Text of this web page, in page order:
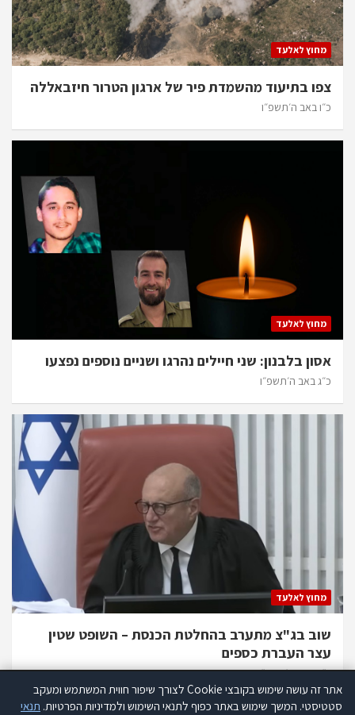
מחוץ לאלעד
צפו בתיעוד מהשמדת פיר של ארגון הטרור חיזבאללה
כ״ו באב ה׳תשפ״ו
מחוץ לאלעד
אסון בלבנון: שני חיילים נהרגו ושניים נוספים נפצעו
כ״ג באב ה׳תשפ״ו
מחוץ לאלעד
שוב בג"צ מתערב בהחלטת הכנסת – השופט שטין
עצר העברת כספים
כ״ב באב ה׳תשפ״ו
אתר זה עושה שימוש בקובצי Cookie לצורך שיפור חווית המשתמש ומעקב
סטטיסטי. המשך שימוש באתר כפוף לתנאי השימוש ולמדיניות הפרטיות. תנאי
אתר זה עושה שימוש בקוקיז לצורך שיפור חווית המשתמש ומעקב סטטיסטי.
קרא עוד